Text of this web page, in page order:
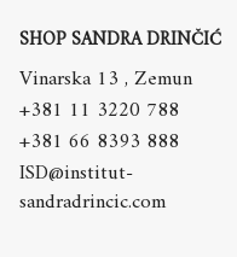
SHOP SANDRA DRINČIĆ
Vinarska 13 , Zemun
+381 11 3220 788
+381 66 8393 888
ISD@institut-
sandradrincic.com